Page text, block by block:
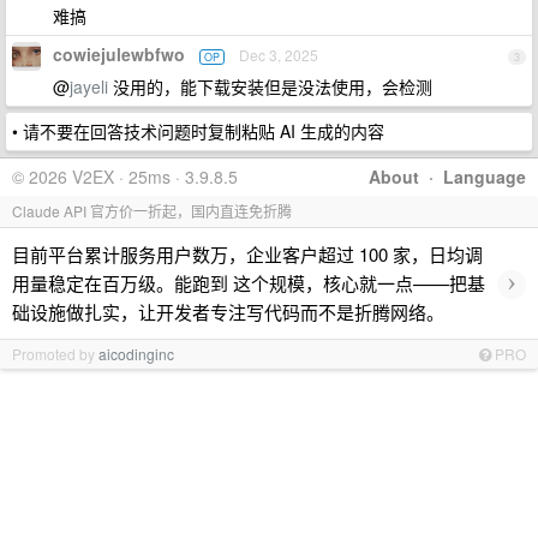
难搞
3
cowiejulewbfwo OP Dec 3, 2025
@jayeli 没用的，能下载安装但是没法使用，会检测
• 请不要在回答技术问题时复制粘贴 AI 生成的内容
About · Language
© 2026 V2EX · 25ms · 3.9.8.5
Claude API 官方价一折起，国内直连免折腾
目前平台累计服务用户数万，企业客户超过 100 家，日均调
用量稳定在百万级。能跑到 这个规模，核心就一点——把基
础设施做扎实，让开发者专注写代码而不是折腾网络。
›
Promoted byaicodinginc PRO